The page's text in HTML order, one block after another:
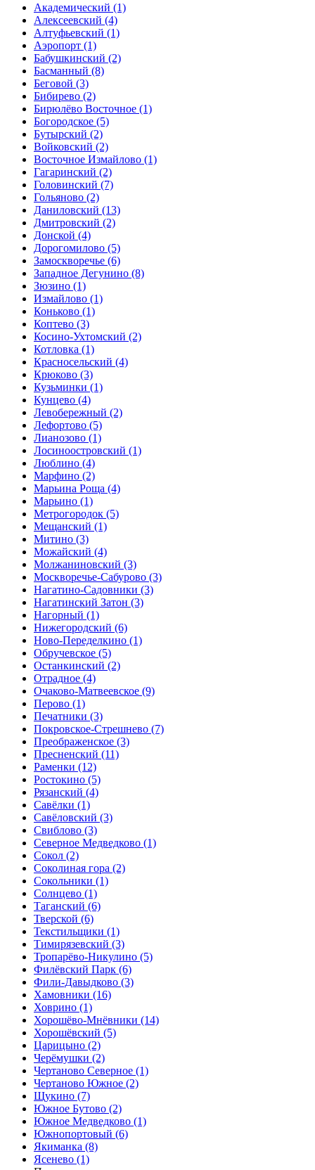
Академический (1)
Алексеевский (4)
Алтуфьевский (1)
Аэропорт (1)
Бабушкинский (2)
Басманный (8)
Беговой (3)
Бибирево (2)
Бирюлёво Восточное (1)
Богородское (5)
Бутырский (2)
Войковский (2)
Восточное Измайлово (1)
Гагаринский (2)
Головинский (7)
Гольяново (2)
Даниловский (13)
Дмитровский (2)
Донской (4)
Дорогомилово (5)
Замоскворечье (6)
Западное Дегунино (8)
Зюзино (1)
Измайлово (1)
Коньково (1)
Коптево (3)
Косино-Ухтомский (2)
Котловка (1)
Красносельский (4)
Крюково (3)
Кузьминки (1)
Кунцево (4)
Левобережный (2)
Лефортово (5)
Лианозово (1)
Лосиноостровский (1)
Люблино (4)
Марфино (2)
Марьина Роща (4)
Марьино (1)
Метрогородок (5)
Мещанский (1)
Митино (3)
Можайский (4)
Молжаниновский (3)
Москворечье-Сабурово (3)
Нагатино-Садовники (3)
Нагатинский Затон (3)
Нагорный (1)
Нижегородский (6)
Ново-Переделкино (1)
Обручевское (5)
Останкинский (2)
Отрадное (4)
Очаково-Матвеевское (9)
Перово (1)
Печатники (3)
Покровское-Стрешнево (7)
Преображенское (3)
Пресненский (11)
Раменки (12)
Ростокино (5)
Рязанский (4)
Савёлки (1)
Савёловский (3)
Свиблово (3)
Северное Медведково (1)
Сокол (2)
Соколиная гора (2)
Сокольники (1)
Солнцево (1)
Таганский (6)
Тверской (6)
Текстильщики (1)
Тимирязевский (3)
Тропарёво-Никулино (5)
Филёвский Парк (6)
Фили-Давыдково (3)
Хамовники (16)
Ховрино (1)
Хорошёво-Мнёвники (14)
Хорошёвский (5)
Царицыно (2)
Черёмушки (2)
Чертаново Северное (1)
Чертаново Южное (2)
Щукино (7)
Южное Бутово (2)
Южное Медведково (1)
Южнопортовый (6)
Якиманка (8)
Ясенево (1)